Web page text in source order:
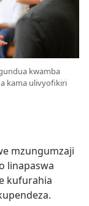
kwamba
kama ulivyofikiri
mzungumzaji
linapaswa
kufurahia